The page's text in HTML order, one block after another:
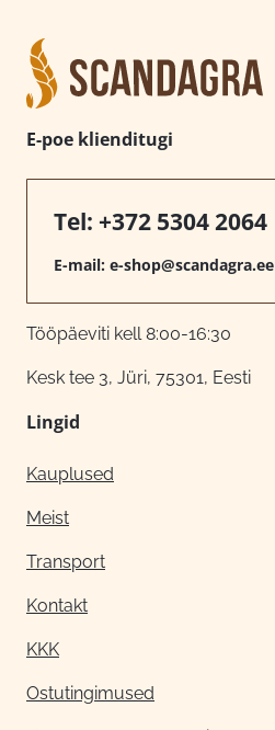
E-poe klienditugi
Tel: +372 5304 2064
E-mail: e-shop@scandagra.ee
Tööpäeviti kell 8:00-16:30
Kesk tee 3, Jüri, 75301, Eesti
Lingid
Kauplused
Meist
Transport
Kontakt
KKK
Ostutingimused